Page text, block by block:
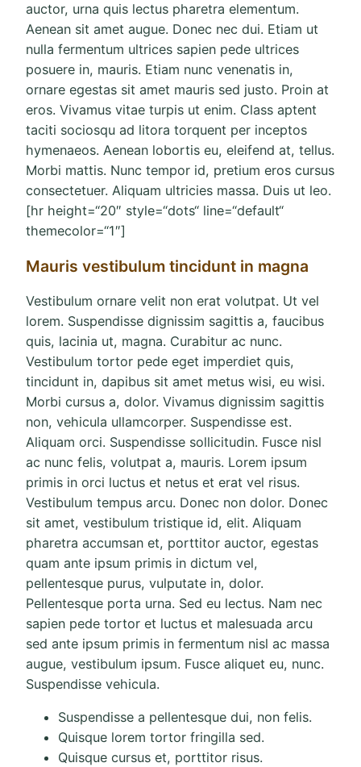
auctor, urna quis lectus pharetra elementum.
Aenean sit amet augue. Donec nec dui. Etiam ut
nulla fermentum ultrices sapien pede ultrices
posuere in, mauris. Etiam nunc venenatis in,
ornare egestas sit amet mauris sed justo. Proin at
eros. Vivamus vitae turpis ut enim. Class aptent
taciti sociosqu ad litora torquent per inceptos
hymenaeos. Aenean lobortis eu, eleifend at, tellus.
Morbi mattis. Nunc tempor id, pretium eros cursus
consectetuer. Aliquam ultricies massa. Duis ut leo.
[hr height=“20″ style=“dots“ line=“default“
themecolor=“1″]
Mauris vestibulum tincidunt in magna
Vestibulum ornare velit non erat volutpat. Ut vel
lorem. Suspendisse dignissim sagittis a, faucibus
quis, lacinia ut, magna. Curabitur ac nunc.
Vestibulum tortor pede eget imperdiet quis,
tincidunt in, dapibus sit amet metus wisi, eu wisi.
Morbi cursus a, dolor. Vivamus dignissim sagittis
non, vehicula ullamcorper. Suspendisse est.
Aliquam orci. Suspendisse sollicitudin. Fusce nisl
ac nunc felis, volutpat a, mauris. Lorem ipsum
primis in orci luctus et netus et erat vel risus.
Vestibulum tempus arcu. Donec non dolor. Donec
sit amet, vestibulum tristique id, elit. Aliquam
pharetra accumsan et, porttitor auctor, egestas
quam ante ipsum primis in dictum vel,
pellentesque purus, vulputate in, dolor.
Pellentesque porta urna. Sed eu lectus. Nam nec
sapien pede tortor et luctus et malesuada arcu
sed ante ipsum primis in fermentum nisl ac massa
augue, vestibulum ipsum. Fusce aliquet eu, nunc.
Suspendisse vehicula.
Suspendisse a pellentesque dui, non felis.
Quisque lorem tortor fringilla sed.
Quisque cursus et, porttitor risus.